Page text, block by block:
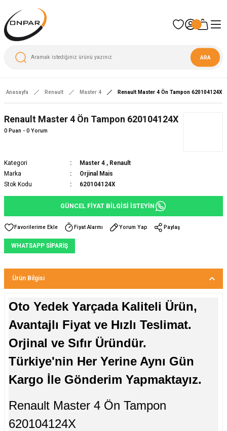
ARA
Anasayfa Renault Master 4 Renault Master 4 Ön Tampon 620104124X
Renault Master 4 Ön Tampon 620104124X
0 Puan - 0 Yorum
Kategori Master 4 , Renault
Marka
Orjinal Mais
Stok Kodu
620104124X
GÜNCEL FİYAT BİLGİSİ İSTEYİN
Fiyat Alarmı Yorum Yap Paylaş
WHATSAPP SİPARİŞ
Ürün Bilgisi
Oto Yedek Yarçada Kaliteli Ürün,
Avantajlı Fiyat ve Hızlı Teslimat.
Orjinal ve Sıfır Üründür.
Türkiye'nin Her Yerine Aynı Gün
Kargo İle Gönderim Yapmaktayız.
Renault Master 4 Ön Tampon
620104124X